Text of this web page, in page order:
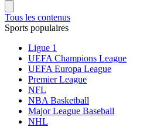
Tous les contenus
Sports populaires
Ligue 1
UEFA Champions League
UEFA Europa League
Premier League
NFL
NBA Basketball
Major League Baseball
NHL